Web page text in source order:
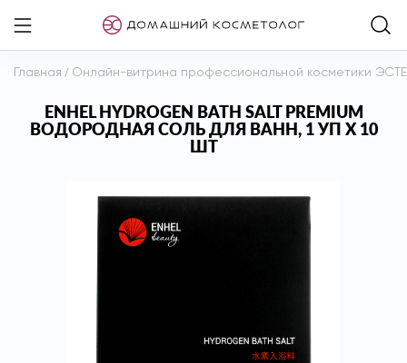
Главная / Онлайн-витрина профессиональной косметики
ENHEL HYDROGEN BATH SALT PREMIUM
ВОДОРОДНАЯ СОЛЬ ДЛЯ ВАНН, 1 УП Х 10
ШТ